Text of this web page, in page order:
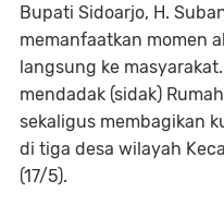
Bupati Sidoarjo, H.
memanfaatkan momen
langsung ke
mendadak (sidak)
sekaligus membagikan
di tiga desa wilayah
(17/5).